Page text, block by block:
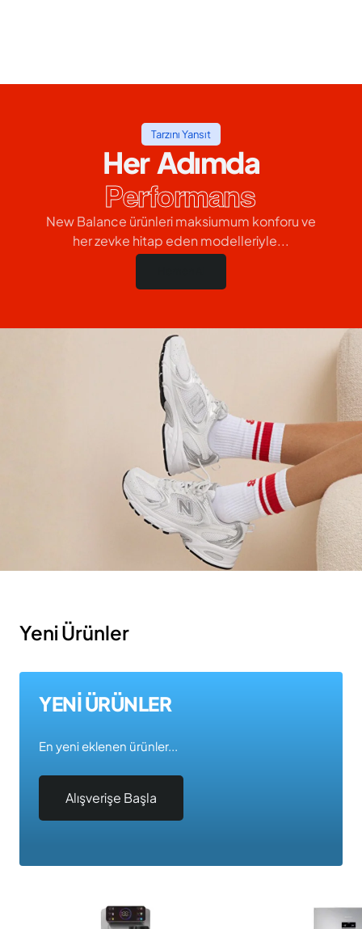
Tarzını Yansıt
Her Adımda
Performans
New Balance ürünleri maksiumum konforu ve
her zevke hitap eden modelleriyle...
Yeni Ürünler
YENİ ÜRÜNLER
En yeni eklenen ürünler...
Alışverişe Başla